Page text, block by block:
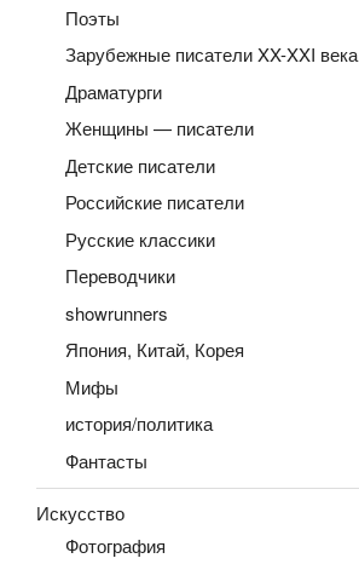
Поэты
Зарубежные писатели XX-XXI века
Драматурги
Женщины — писатели
Детские писатели
Российские писатели
Русские классики
Переводчики
showrunners
Япония, Китай, Корея
Мифы
история/политика
Фантасты
Искусство
Фотография